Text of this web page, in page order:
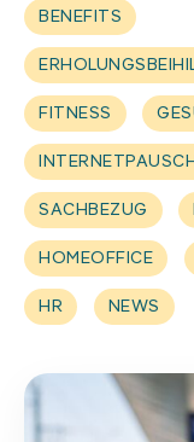
BENEFITS
FITNESS
SACHBEZUG
HOMEOFFICE
HR NEWS
Gesundheitsbonus
Homeoffice-
Weitere Benefits
Mitarbeiter-Benefits